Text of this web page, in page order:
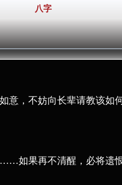
八字
意，不妨向长辈请教该如
如果再不清醒，必将遗